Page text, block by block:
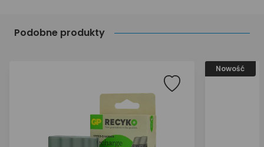
Podobne produkty
Nowość